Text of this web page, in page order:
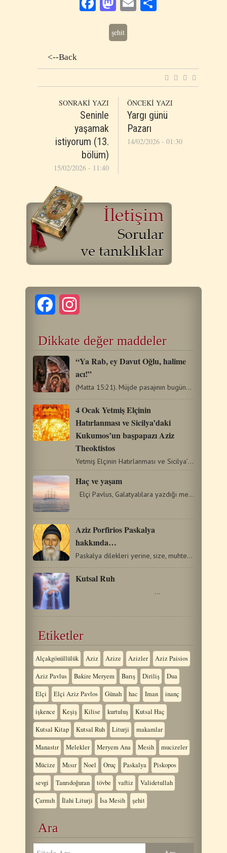
şehit
<--Back
SONRAKİ YAZI
Seninle
yaşamak
istiyorum (13.
bölüm)
15/02/2026 - 11:40
ÖNCEKİ YAZI
Yargı günü
Pazarı
14/02/2026 - 01:30
Facebook
Dikkate değer maddeler
“Ya Rab, ey Davut Oğlu, halime
acı!”
(Matta 15:21). Müjde pasajının bugünkü mucizesi, daha önce…
4 Ocak Yetmiş Elçinin
Hatırlanması ve Sicilya’daki
Kukumos’un başpapazı Aziz
Theoktistos
Yetmiş Elçinin Hatırlanması ve Sicilya’daki Kukumos’un…
Haç ve yaşam
Elçi Pavlus, Galatyalılara yazdığı mektubun bu bölümünde,…
Aziz Porfirios Paskalya
hakkında…
Paskalya dilekleri yerine, size, muhterem Üstat Porfirios’un,…
Kutsal Ruh
…
Etiketler
Alçakgönüllülük Aziz Azize Azizler Aziz Paisios
Aziz Pavlus Bakire Meryem Barış Diriliş Dua
Elçi Elçi Aziz Pavlos Günah hac Iman inanç
işkence Keşiş Kilise kurtuluş Kutsal Haç
Kutsal Kitap Kutsal Ruh Liturji makamlar
Manastır Melekler Meryem Ana Mesih mucizeler
Mücize Mısır Noel Oruç Paskalya Piskopos
sevgi Tanrıdoğuran tövbe vaftiz Validetullah
Çarmıh İlahi Liturji İsa Mesih şehit
Ara